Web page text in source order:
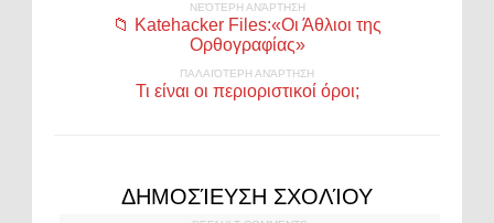
ΝΕΌΤΕΡΗ ΑΝΆΡΤΗΣΗ
📁 Katehacker Files:«Οι Άθλιοι της
Ορθογραφίας»
ΠΑΛΑΙΌΤΕΡΗ ΑΝΆΡΤΗΣΗ
Τι είναι οι περιοριστικοί όροι;
ΔΗΜΟΣΊΕΥΣΗ ΣΧΟΛΊΟΥ